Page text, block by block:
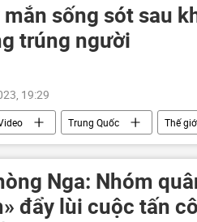
mắn sống sót sau
trúng người
19:29
Trung Quốc Thế
Nga: Nhóm
đẩy lùi cuộc tấn